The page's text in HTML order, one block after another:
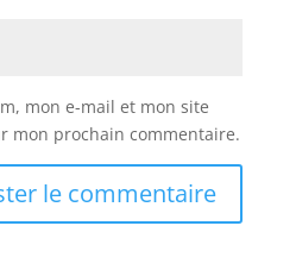
mon e-mail et mon site
mon prochain commentaire.